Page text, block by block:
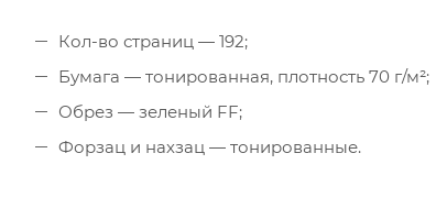
Кол-во страниц — 192;
Бумага — тонированная, плотность 70 г/м²;
Обрез — зеленый FF;
Форзац и нахзац — тонированные.